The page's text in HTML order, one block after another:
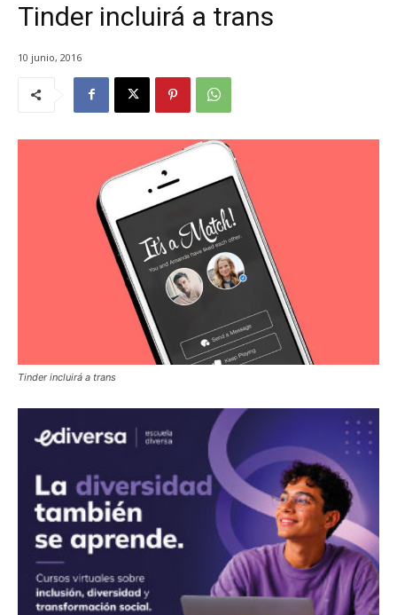
Tinder incluirá a trans
10 junio, 2016
Tinder incluirá a trans